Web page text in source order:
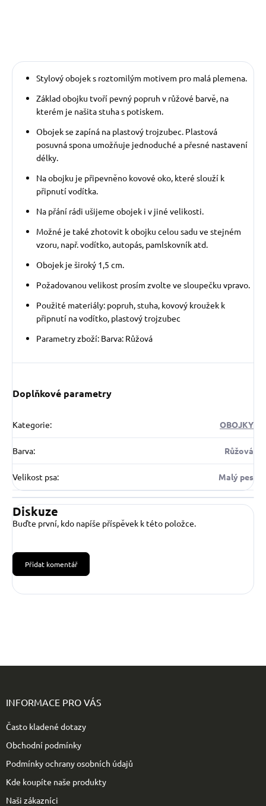
Stylový obojek s roztomilým motivem pro malá plemena.
Základ obojku tvoří pevný popruh v růžové barvě, na
kterém je našita stuha s potiskem.
Obojek se zapíná na plastový trojzubec. Plastová
posuvná spona umožňuje jednoduché a přesné nastavení
délky.
Na obojku je připevněno kovové oko, které slouží k
připnutí vodítka.
Na přání rádi ušijeme obojek i v jiné velikosti.
Možné je také zhotovit k obojku celou sadu ve stejném
vzoru, např. vodítko, autopás, pamlskovník atd.
Obojek je široký 1,5 cm.
Požadovanou velikost prosím zvolte ve sloupečku vpravo.
Použité materiály: popruh, stuha, kovový kroužek k
připnutí na vodítko, plastový trojzubec
Parametry zboží: Barva: Růžová
Doplňkové parametry
Kategorie: OBOJKY
Barva: Růžová
Velikost psa: Malý pes
Diskuze
Buďte první, kdo napíše příspěvek k této položce.
Přidat komentář
INFORMACE PRO VÁS
Často kladené dotazy
Obchodní podmínky
Podmínky ochrany osobních údajů
Kde koupíte naše produkty
Naši zákazníci